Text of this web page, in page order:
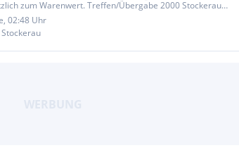
zum Warenwert. Treffen/Übergabe 2000 Stockerau
auf Absprache möglich. (Bei Interesse einfach
- Anfrage senden)
02:48 Uhr